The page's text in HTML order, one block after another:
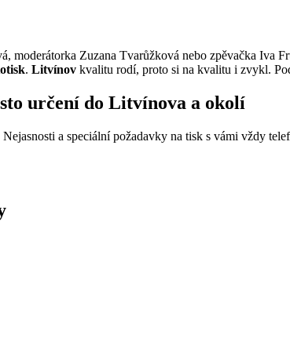
moderátorka Zuzana Tvarůžková nebo zpěvačka
. Litvínov kvalitu rodí, proto si na kvalitu i zvykl.
určení do Litvínova a okolí
a speciální požadavky na tisk s vámi vždy